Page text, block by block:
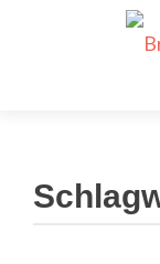
Dein neuer